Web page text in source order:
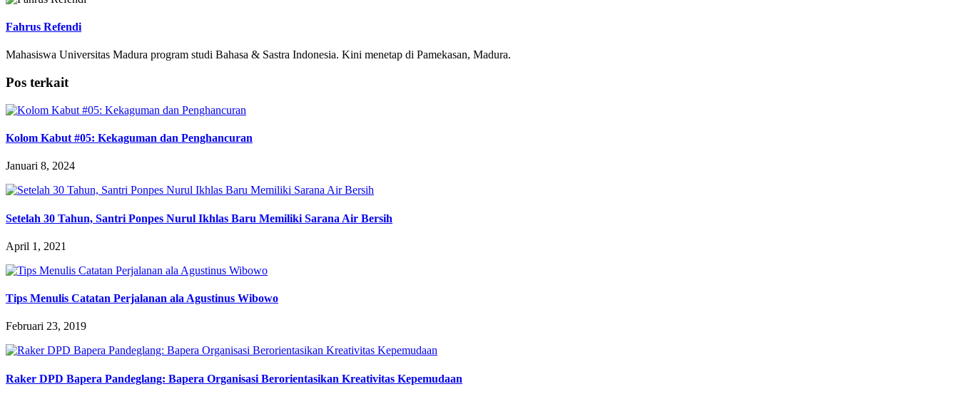
Fahrus Refendi
Mahasiswa Universitas Madura program studi Bahasa & Sastra Indonesia. Kini menetap di Pamekasan, Madura.
Pos terkait
Kolom Kabut #05: Kekaguman dan Penghancuran
Januari 8, 2024
Setelah 30 Tahun, Santri Ponpes Nurul Ikhlas Baru Memiliki Sarana Air Bersih
April 1, 2021
Tips Menulis Catatan Perjalanan ala Agustinus Wibowo
Februari 23, 2019
Raker DPD Bapera Pandeglang: Bapera Organisasi Berorientasikan Kreativitas Kepemudaan